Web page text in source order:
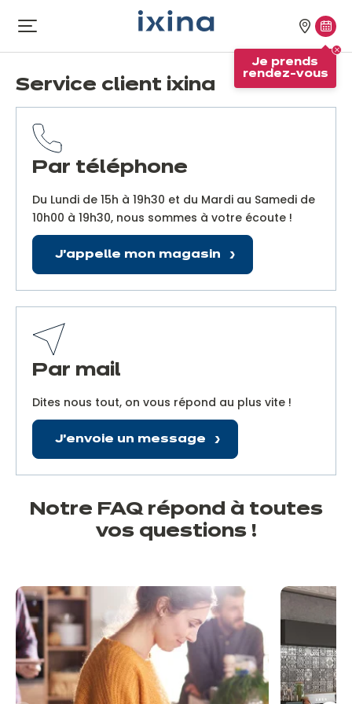
Aller au contenu principal
Ouvrir
le
NosJe
vous
Je prends
rendez-vous
Service client ixina
Par téléphone
Du Lundi de 15h à 19h30 et du Mardi au Samedi de
10h00 à 19h30, nous sommes à votre écoute !
J'appelle mon magasin
Par mail
Dites nous tout, on vous répond au plus vite !
J'envoie un message
Notre FAQ répond à toutes
vos questions !